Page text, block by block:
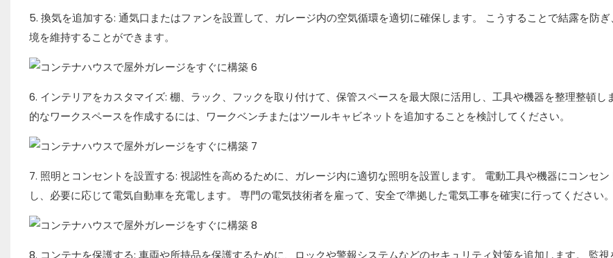
5. 換気を追加する: 通気口またはファンを設置して、ガレージ内の空気循環を適切に確保します。 こうすることで結露を防
境を維持することができます。
6. インテリアをカスタマイズ: 棚、ラック、フックを取り付けて、保管スペースを最大限に活用し、工具や機器を整理整頓し
的なワークスペースを作成するには、ワークベンチまたはツールキャビネットを追加することを検討してください。
7. 照明とコンセントを設置する: 視認性を高めるために、ガレージ内に適切な照明を設置します。 電動工具や機器にコンセン
し、必要に応じて電気自動車を充電します。 専門の電気技術者を雇って、安全で準拠した電気工事を確実に行ってください。
8. コンテナを保護する: 車両や所持品を保護するために、ロックや警報システムなどのセキュリティ対策を追加します。 監視